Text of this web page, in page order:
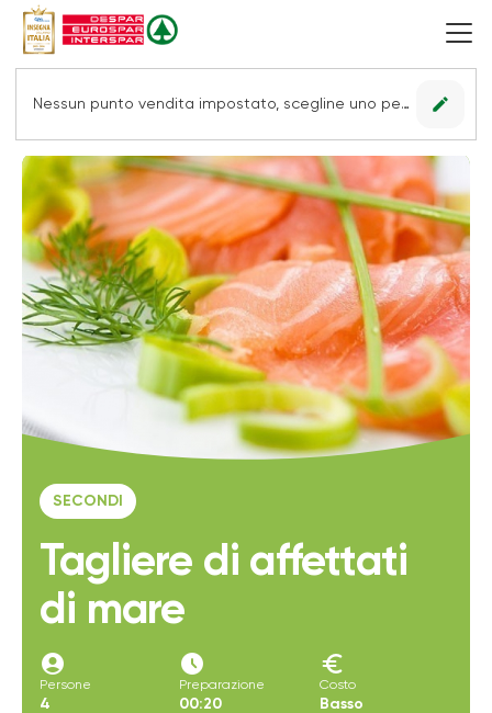
Nessun punto vendita impostato, scegline uno per vedere le offerte. edit
SECONDI
Tagliere di affettati
di mare
account_circle
Persone
4
access_time_filled
Preparazione
00:20
euro
Costo
Basso